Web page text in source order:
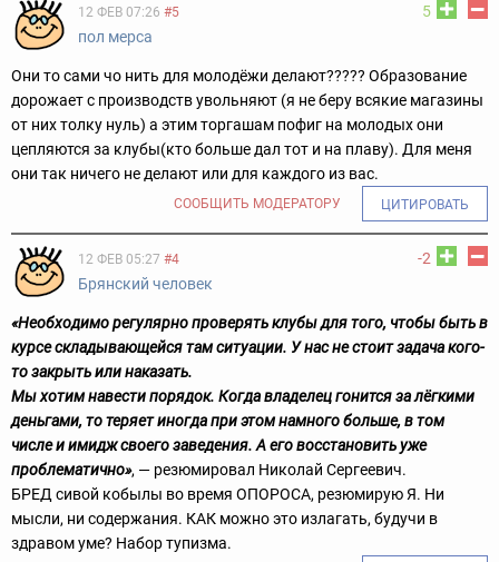
5
12 ФЕВ 07:26 #5
пол мерса
Они то сами чо нить для молодёжи делают????? Образование
дорожает с производств увольняют (я не беру всякие магазины
от них толку нуль) а этим торгашам пофиг на молодых они
цепляются за клубы(кто больше дал тот и на плаву). Для меня
они так ничего не делают или для каждого из вас.
СООБЩИТЬ МОДЕРАТОРУ ЦИТИРОВАТЬ
-2
12 ФЕВ 05:27 #4
Брянский человек
«Необходимо регулярно проверять клубы для того, чтобы быть в
курсе складывающейся там ситуации. У нас не стоит задача кого-
то закрыть или наказать.
Мы хотим навести порядок. Когда владелец гонится за лёгкими
деньгами, то теряет иногда при этом намного больше, в том
числе и имидж своего заведения. А его восстановить уже
проблематично», — резюмировал Николай Сергеевич.
БРЕД сивой кобылы во время ОПОРОСА, резюмирую Я. Ни
мысли, ни содержания. КАК можно это излагать, будучи в
здравом уме? Набор тупизма.